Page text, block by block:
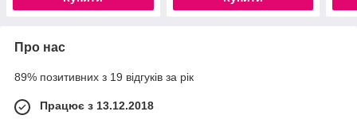
Про нас
89% позитивних з 19 відгуків за рік
Працює з 13.12.2018